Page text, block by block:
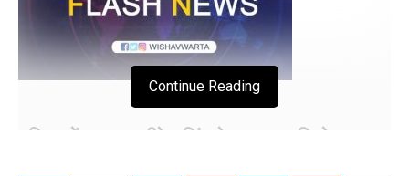
मणिपुर में CM एन बीरेन सिंह के सुरक्षा काफिले पर
Continue Reading